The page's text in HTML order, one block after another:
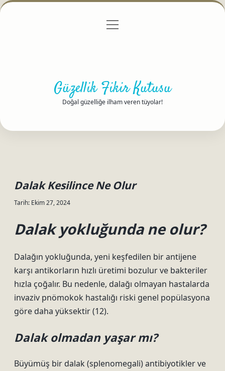
Gizlilik Politikası
menüyü
Güzellik Fikir Kutusu
Doğal güzelliğe ilham veren tüyolar!
Dalak Kesilince Ne Olur
Tarih: Ekim 27, 2024
Dalak yokluğunda ne olur?
Dalağın yokluğunda, yeni keşfedilen bir antijene
karşı antikorların hızlı üretimi bozulur ve bakteriler
hızla çoğalır. Bu nedenle, dalağı olmayan hastalarda
invaziv pnömokok hastalığı riski genel popülasyona
göre daha yüksektir (12).
Dalak olmadan yaşar mı?
Büyümüş bir dalak (splenomegali) antibiyotikler ve